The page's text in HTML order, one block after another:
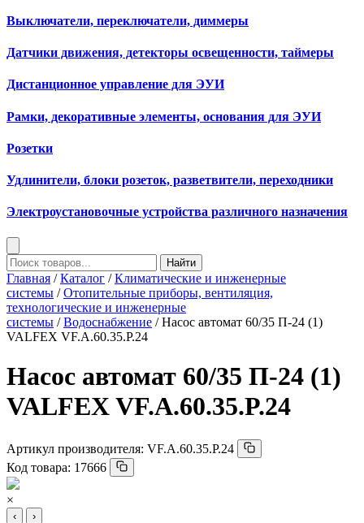
Выключатели, переключатели, диммеры
Датчики движения, детекторы освещенности, таймеры
Дистанционное управление для ЭУИ
Рамки, декоративные элементы, основания для ЭУИ
Розетки
Удлинители, блоки розеток, разветвители, переходники
Электроустановочные устройства различного назначения
Найти
Главная /Каталог /Климатические и инженерные
системы /Отопительные приборы, вентиляция,
технологические и инженерные
системы /Водоснабжение / Насос автомат 60/35 П-24 (1)
VALFEX VF.A.60.35.P.24
Насос автомат 60/35 П-24 (1)
VALFEX VF.A.60.35.P.24
Артикул производителя: VF.A.60.35.P.24
Код товара: 17666
×
‹ ›